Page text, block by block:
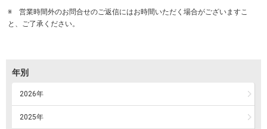
※ 営業時間外のお問合せのご返信にはお時間いただく場合がございますこ
と、ご了承ください。
年別
2026年
2025年